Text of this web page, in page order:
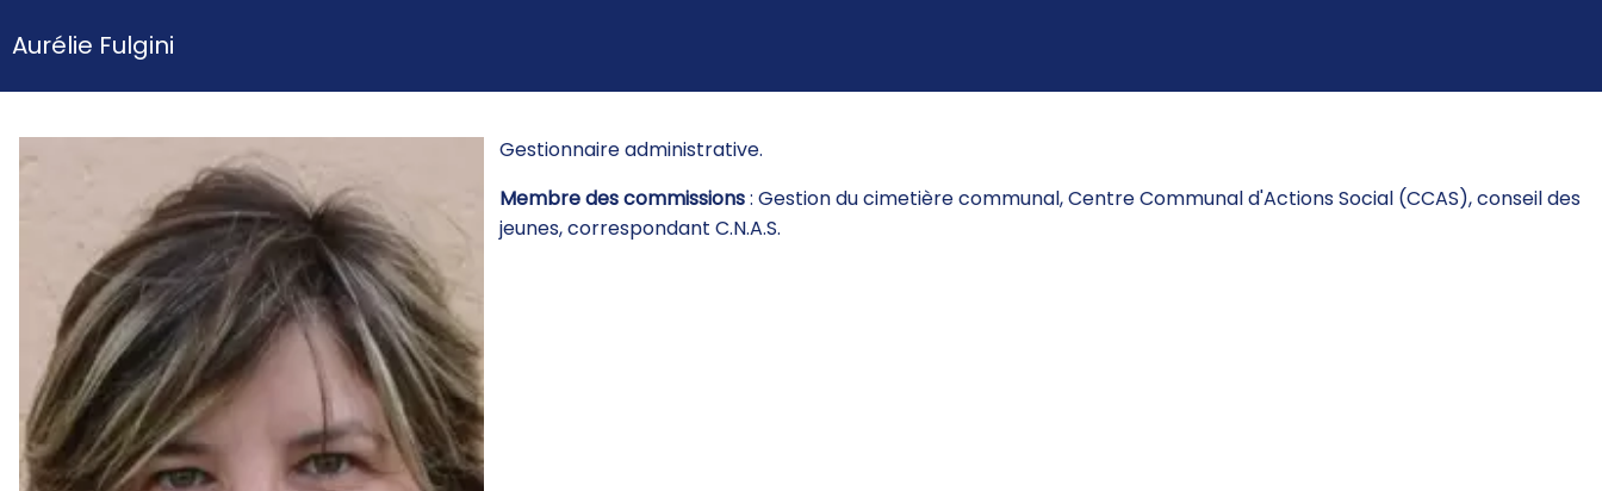
Aurélie Fulgini
Gestionnaire administrative.
Membre des commissions: Gestion du cimetière communal, Centre Communal d'Actions Social (CCAS), conseil des
jeunes, correspondant C.N.A.S.